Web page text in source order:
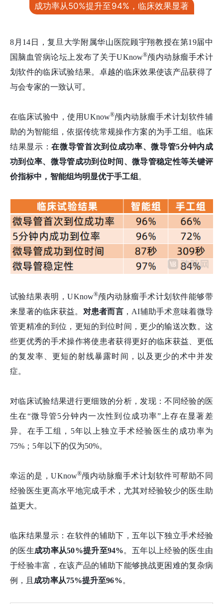
成功率从50%提升至94%，临床效果显著
8月14日，复旦大学附属华山医院顾宇翔教授在第19届中
国脑血管病论坛上发布了关于UKnow®颅内动脉瘤手术计
划软件的临床试验结果。卓越的临床效果使该产品获得了
与会专家的一致认可。
在临床试验中，使用UKnow®颅内动脉瘤手术计划软件辅
助的为智能组，依据传统常规操作方案的为手工组。临床
结果显示：在微导管首次到位成功率、微导管5分钟内成
功到位率、微导管成功到位时间、微导管稳定性等关键评
价指标中， 智能组均明显优于手工组 。
试验结果表明，UKnow®颅内动脉瘤手术计划软件能够带
来显著的临床获益。 对患者而言，AI辅助手术意味着微导
管更精准的到位，更短的到位时间，更少的输送次数。这
些更优秀的手术操作将使患者获得更好的临床获益、更低
的复发率、更短的射线暴露时间，以及更少的术中并发
症。
对临床试验结果进行更细致的分析，发现：不同经验的医
生在“微导管5分钟内一次性到位成功率”上存在显著差
异。在手工组，5年以上独立手术经验医生的成功率为
75%；5年以下的仅为50%。
幸运的是，UKnow®颅内动脉瘤手术计划软件可帮助不同
经验医生更高水平地完成手术，尤其对经验较少的医生助
益更大。
临床结果显示：在软件的辅助下，五年以下独立手术经验
的医生成功率从50%提升至94%。五年以上经验的医生由
于经验丰富，在该产品的辅助下能够挑战更困难的复杂病
例，且 成功率从75%提升至96%。